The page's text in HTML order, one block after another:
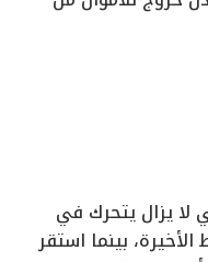
لا يزال يتحرك في
بينما استقر